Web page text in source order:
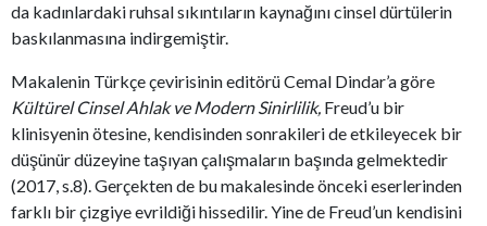
da kadınlardaki ruhsal sıkıntıların kaynağını cinsel dürtülerin
baskılanmasına indirgemiştir.
Makalenin Türkçe çevirisinin editörü Cemal Dindar’a göre
Kültürel Cinsel Ahlak ve Modern Sinirlilik, Freud’u bir
klinisyenin ötesine, kendisinden sonrakileri de etkileyecek bir
düşünür düzeyine taşıyan çalışmaların başında gelmektedir
(2017, s.8). Gerçekten de bu makalesinde önceki eserlerinden
farklı bir çizgiye evrildiği hissedilir. Yine de Freud’un kendisini